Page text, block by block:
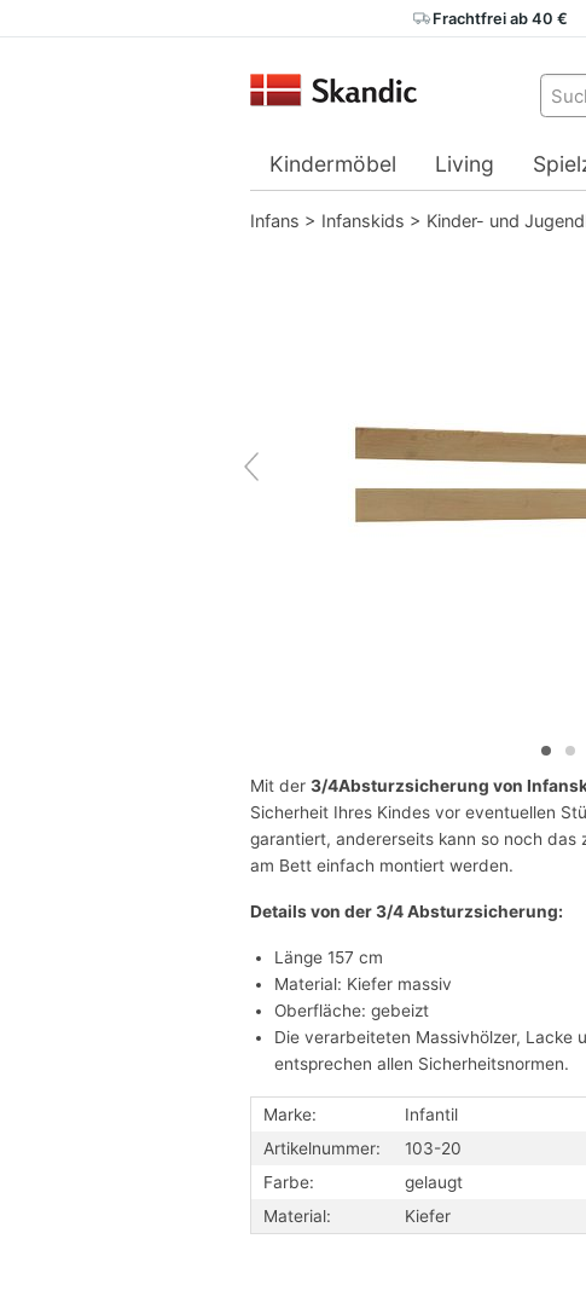
Frachtfrei ab 40 €
Kindermöbel Living
Infans > Infanskids > Kinder- und
Mit der 3/4Absturzsicherung von
Sicherheit Ihres Kindes vor eventuellen
garantiert, andererseits kann so noch das
am Bett einfach montiert werden.
Details von der 3/4 Absturzsicherung:
Länge 157 cm
Material: Kiefer massiv
Oberfläche: gebeizt
Die verarbeiteten Massivhölzer,
entsprechen allen Sicherheitsnormen.
Marke:
Infantil
Artikelnummer:
103-20
Farbe:
gelaugt
Material:
Kiefer